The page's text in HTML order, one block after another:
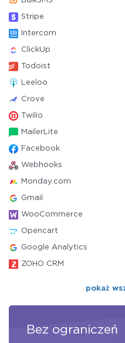
Stripe
Intercom
ClickUp
Todoist
Leeloo
Crove
Twilio
MailerLite
Facebook
Webhooks
Monday.com
Gmail
WooCommerce
Opencart
Google Analytics
ZOHO CRM
pokaż
Bez ograniczeń